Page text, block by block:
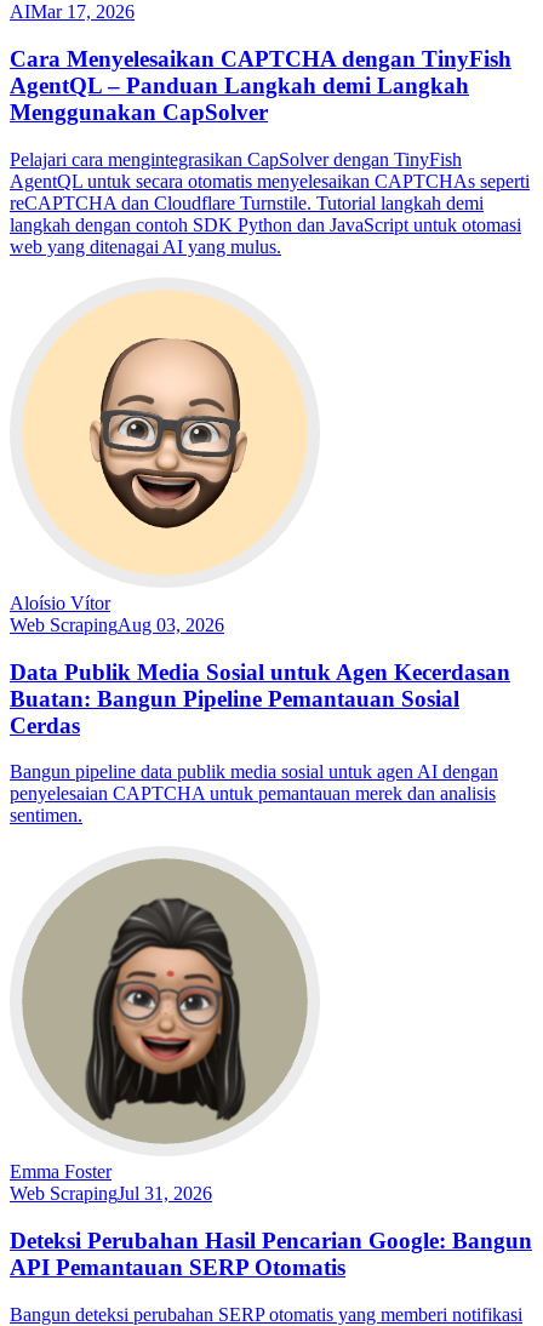
AIMar 17, 2026
Cara Menyelesaikan CAPTCHA dengan TinyFish
AgentQL – Panduan Langkah demi Langkah
Menggunakan CapSolver
Pelajari cara mengintegrasikan CapSolver dengan TinyFish
AgentQL untuk secara otomatis menyelesaikan CAPTCHAs seperti
reCAPTCHA dan Cloudflare Turnstile. Tutorial langkah demi
langkah dengan contoh SDK Python dan JavaScript untuk otomasi
web yang ditenagai AI yang mulus.
Aloísio Vítor
Web ScrapingAug 03, 2026
Data Publik Media Sosial untuk Agen Kecerdasan
Buatan: Bangun Pipeline Pemantauan Sosial
Cerdas
Bangun pipeline data publik media sosial untuk agen AI dengan
penyelesaian CAPTCHA untuk pemantauan merek dan analisis
sentimen.
Emma Foster
Web ScrapingJul 31, 2026
Deteksi Perubahan Hasil Pencarian Google: Bangun
API Pemantauan SERP Otomatis
Bangun deteksi perubahan SERP otomatis yang memberi notifikasi